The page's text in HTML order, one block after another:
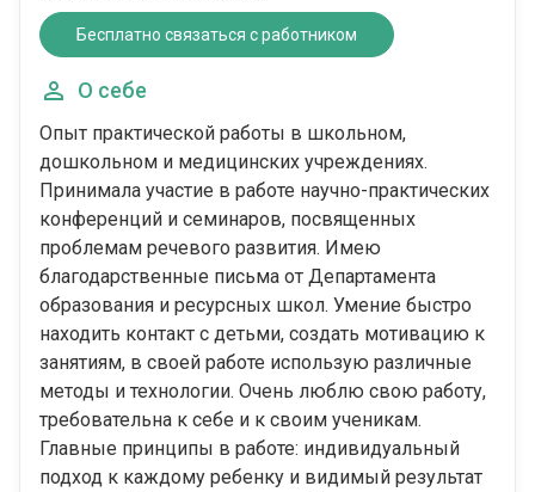
Бесплатно связаться с работником
О себе
Опыт практической работы в школьном,
дошкольном и медицинских учреждениях.
Принимала участие в работе научно-практических
конференций и семинаров, посвященных
проблемам речевого развития. Имею
благодарственные письма от Департамента
образования и ресурсных школ. Умение быстро
находить контакт с детьми, создать мотивацию к
занятиям, в своей работе использую различные
методы и технологии. Очень люблю свою работу,
требовательна к себе и к своим ученикам.
Главные принципы в работе: индивидуальный
подход к каждому ребенку и видимый результат